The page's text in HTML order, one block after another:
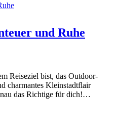
und Ruhe
Reiseziel bist, das Outdoor-
charmantes Kleinstadtflair
das Richtige für dich!…